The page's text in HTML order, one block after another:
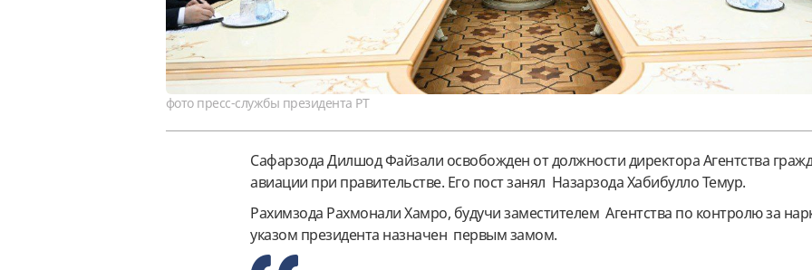
фото пресс-службы президента РТ
Сафарзода Дилшод Файзали освобожден от должности директора Агентства
авиации при правительстве. Его пост занял Назарзода Хабибулло Темур.
Рахимзода Рахмонали Хамро, будучи заместителем Агентства по контролю за
указом президента назначен первым замом.